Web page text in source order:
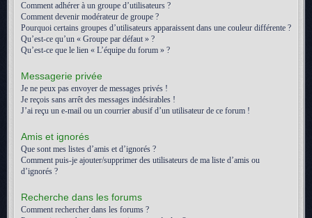
Comment adhérer à un groupe d’utilisateurs ?
Comment devenir modérateur de groupe ?
Pourquoi certains groupes d’utilisateurs apparaissent dans une couleur différente ?
Qu’est-ce qu’un « Groupe par défaut » ?
Qu’est-ce que le lien « L’équipe du forum » ?
Messagerie privée
Je ne peux pas envoyer de messages privés !
Je reçois sans arrêt des messages indésirables !
J’ai reçu un e-mail ou un courrier abusif d’un utilisateur de ce forum !
Amis et ignorés
Que sont mes listes d’amis et d’ignorés ?
Comment puis-je ajouter/supprimer des utilisateurs de ma liste d’amis ou
d’ignorés ?
Recherche dans les forums
Comment rechercher dans les forums ?